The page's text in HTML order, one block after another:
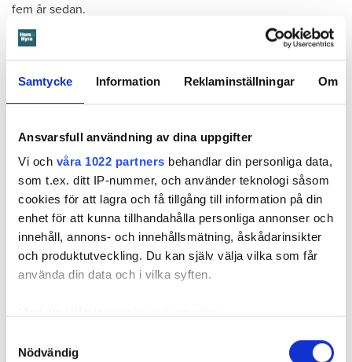
Samtycke Information Reklaminställningar Om
Ansvarsfull användning av dina uppgifter
Vi och våra 1022 partners behandlar din personliga data,
som t.ex. ditt IP-nummer, och använder teknologi såsom
cookies för att lagra och få tillgång till information på din
enhet för att kunna tillhandahålla personliga annonser och
innehåll, annons- och innehållsmätning, åskådarinsikter
och produktutveckling. Du kan själv välja vilka som får
använda din data och i vilka syften.
som kan ha en noggrannhet på upp till flera meter
Nödvändig
fem år sedan.
– När jag växte upp här så hade vi fritidsgården och
Hagebyhallen som stod öppen jämt. Så ser det inte ut i dag.
Det är jättesvårt att få tillgång till en plan. Det var det som
Läs också
Allt färre brott i utsatta områden
I oktober 2015 blev idéen om nattfotboll verklighet. Med
hjälp av stiftelsen Goodsport och med ekonmiskt stöd från
främst näringslivet har matcherna nu rullat på i snart tre år.
På lördagskvällarna brukar ett 60-tal ungdomar samlas,
–Vi har ingen anmälningsplikt, ingen avgift. Vårt krav är att